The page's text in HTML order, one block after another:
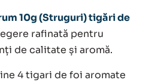
10g (Struguri) tigări de
rafinată pentru
de calitate și aromă.
4 tigari de foi aromate